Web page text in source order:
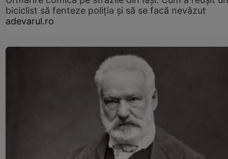
biciclist să fenteze poliția și să se facă nevăzut
adevarul.ro